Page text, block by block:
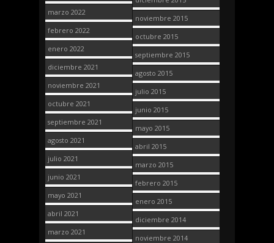
marzo 2022
febrero 2022
enero 2022
diciembre 2021
noviembre 2021
octubre 2021
septiembre 2021
agosto 2021
julio 2021
junio 2021
mayo 2021
abril 2021
marzo 2021
noviembre 2015
octubre 2015
septiembre 2015
agosto 2015
julio 2015
junio 2015
mayo 2015
abril 2015
marzo 2015
febrero 2015
enero 2015
diciembre 2014
noviembre 2014